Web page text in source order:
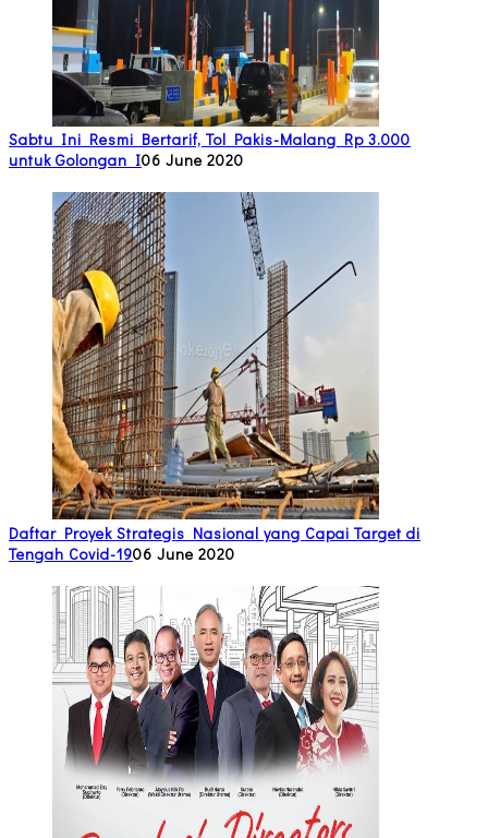
Sabtu Ini Resmi Bertarif, Tol Pakis-Malang Rp 3.000
untuk Golongan I06 June 2020
Daftar Proyek Strategis Nasional yang Capai Target di
Tengah Covid-1906 June 2020